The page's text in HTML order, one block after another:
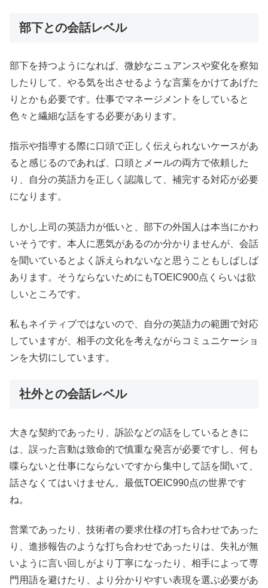
部下との会話レベル
部下を持つようになれば、微妙なニュアンスや変化を察知
したりして、やる気を出させるような言葉をかけてあげた
りとかも必要です。仕事でマネージメントをしていると
色々と繊細な話をする必要があります。
指示や指導する際に口頭で正しく伝えられないケースがあ
ると感じるのであれば、口頭とメールの両方で依頼した
り、自分の英語力を正しく認識して、補完する対応が必要
になります。
しかし上司の英語力が低いと、部下の外国人は本当にかわ
いそうです。本人に悪気があるのか分かりませんが、会話
を聞いているとよく訴えられないなと思うこともしばしば
あります。そうならないためにもTOEIC900点くらいは欲
しいところです。
私もネイティブではないので、自分の英語力の範囲で対応
していますが、相手の文化を考えながらコミュニケーショ
ンを大切にしています。
社外との会話レベル
大きな契約であったり、訴訟などの話をしているときに
は、誤った言動は致命的で慎重な発言が必要ですし、何も
喋らないと仕事にならないですから集中して話を聞いて、
話さなくてはいけません。最低TOEIC990点の世界です
ね。
営業であったり、技術者の要求仕様の打ち合わせであった
り、進捗報告のような打ち合わせであったりは、失礼が無
いように言い回しがより丁寧になったり、相手によって専
門用語を避けたり、より分かりやすい表現を選ぶ必要があ